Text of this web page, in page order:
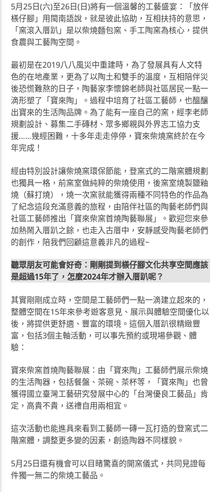
5月25日(六)至26日(日)將有一個溫馨的工藝盛宴：「放伴
檨仔腳」用閩南語說，就是彼此協助，互相扶持的意思，
「窯滾入厝趴」是以柴燒麵包窯、手工陶窯為核心，提供
食農與工藝陶空間。
最初是在2019八八風災中重建時，為了發展具有人文特
色的在地產業，更為了以陶土和雙手的溫度，互相陪伴災
後恐慌難熬的日子，陶藝家李懷錦老師與社區居民一點一
滴形塑了「寶來陶」。過程中培育了社區工藝師，也醞釀
出寶來的生活陶品牌。為了能有一座自己的窯，經李老師
規劃設計、募集二手磚材、眾多鄉親與外界志工協力支
援……幾經困難，十多年走走停停，寶來柴燒窯終於在今
年完成！
經由特別設計讓柴燒窯環保節能，登窯式的二階窯體規劃
也獨具一格，前窯室做純粹的柴燒使用，後窯室燒製鹽釉
燒（蘇打燒），燒一次窯就能獲得兩種不同特色的作品為
了紀念這段充滿意義的旅程，由陪伴社區的陶藝老師們與
社區工藝師推出「寶來柴窯首燒陶藝聯展」。歡迎您來參
加熱鬧入厝趴之餘，也走入古厝中，安靜感受陶藝老師們
的創作，陪我們回顧這意義非凡的過程~
聽眾朋友可能會好奇：剛剛提到檨仔腳文化共享空間應該
是超過15年了，怎麼2024年才辦入厝趴呢？
其實剛剛成立時，空間是工藝師們一點一滴建立起來的，
整體空間在15年來參考遊客意見、展示與體驗空間優化以
後，將提供更舒適、豐富的環境。這個入厝趴很精緻豐
富，包括3個主軸活動，可以事先預約或現場參觀、體
驗：
寶來柴窯首燒陶藝聯展：由「寶來陶」工藝師們展示柴燒
的生活陶器，包括餐盤、茶碗、茶杯等，「寶來陶」也曾
獲得國立臺灣工藝研究發展中心的「台灣優良工藝品」肯
定，高貴不貴，送禮自用兩相宜。
這次活動也能進具來看到工藝師一磚一瓦打造的登窯式二
階窯體，調整更多變的因素，創造陶器不同樣貌。
5月25日還有機會可以目睹驚喜的開窯儀式，共同見證每
件獨一無二的柴燒工藝品。